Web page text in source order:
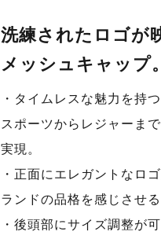
ウォールナッ
洗練されたロゴが
メッシュキャップ。
・タイムレスな魅力を持
スポーツからレジャーま
実現。
・正面にエレガントなロ
ランドの品格を感じさせ
・後頭部にサイズ調整が